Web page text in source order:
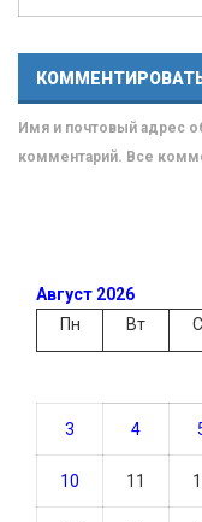
Имя и почтовый адрес
комментарий. Все
Август 2026
Пн
Вт
3 4
10 11